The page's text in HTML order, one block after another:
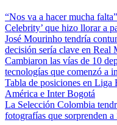
“Nos va a hacer mucha
Celebrity’ que hizo llorar a
José Mourinho tendría
decisión sería clave en Real
Cambiaron las vías de 10
tecnologías que comenzó a
Tabla de posiciones en
América e Inter Bogotá
La Selección Colombia
fotografías que sorprenden a